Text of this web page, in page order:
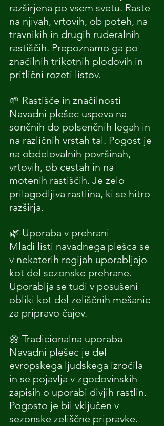
razširjena po vsem svetu. Raste
na njivah, vrtovih, ob poteh, na
travnikih in drugih ruderalnih
rastiščih. Prepoznamo ga po
značilnih trikotnih plodovih in
pritlični rozeti listov.
🌱 Rastišče in značilnosti
Navadni plešec uspeva na
sončnih do polsenčnih legah in
na različnih vrstah tal. Pogost je
na obdelovalnih površinah,
vrtovih, ob cestah in na
motenih rastiščih. Je zelo
prilagodljiva rastlina, ki se hitro
razširja.
🌿 Uporaba v prehrani
Mladi listi navadnega plešca se
v nekaterih regijah uporabljajo
kot del sezonske prehrane.
Uporablja se tudi v posušeni
obliki kot del zeliščnih mešanic
za pripravo čajev.
🌼 Tradicionalna uporaba
Navadni plešec je del
evropskega ljudskega izročila
in se pojavlja v zgodovinskih
zapisih o uporabi divjih rastlin.
Pogosto je bil vključen v
sezonske zeliščne pripravke.